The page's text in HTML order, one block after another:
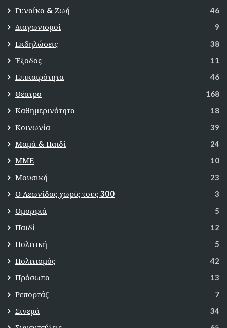
Γυναίκα & Ζωή 46
Διαγωνισμοί 9
Εκδηλώσεις 38
Έξοδος 11
Επικαιρότητα 46
Θέατρο 168
Καθημερινότητα 18
Κοινωνία 39
Μαμά & Παιδί 24
ΜΜΕ 10
Μουσική 23
Ο Λεωνίδας χωρίς τους 300 3
Ομορφιά 5
Παιδί 12
Πολιτική 5
Πολιτισμός 42
Πρόσωπα 13
Ρεπορτάζ 7
Σινεμά 34